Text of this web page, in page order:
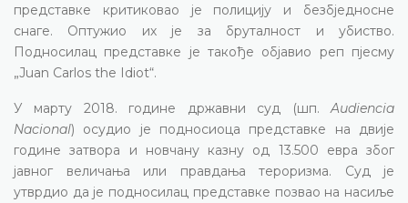
представке критиковао је полицију и безбједносне
снаге. Оптужио их је за бруталност и убиство.
Подносилац представке је такође објавио реп пјесму
„Juan Carlos the Idiot“.
У марту 2018. године државни суд (шп.Audiencia
Nacional) осудио је подносиоца представке на двије
године затвора и новчану казну од 13.500 евра због
јавног величања или правдања тероризма. Суд је
утврдио да је подносилац представке позвао на насиље